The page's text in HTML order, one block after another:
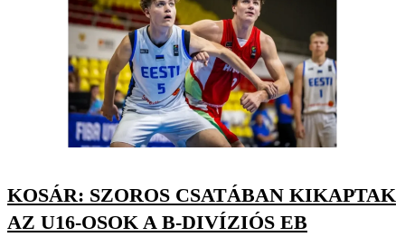
KOSÁR: SZOROS CSATÁBAN KIKAPTAK
AZ U16-OSOK A B-DIVÍZIÓS EB